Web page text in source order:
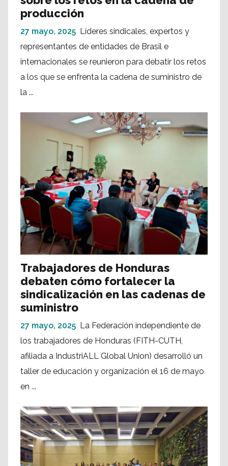
producción
27 mayo, 2025 Líderes sindicales, expertos y
representantes de entidades de Brasil e
internacionales se reunieron para debatir los retos
a los que se enfrenta la cadena de suministro de
la ...
Trabajadores de Honduras
debaten cómo fortalecer la
sindicalización en las cadenas de
suministro
27 mayo, 2025 La Federación independiente de
los trabajadores de Honduras (FITH-CUTH,
afiliada a IndustriALL Global Union) desarrolló un
taller de educación y organización el 16 de mayo
en ...